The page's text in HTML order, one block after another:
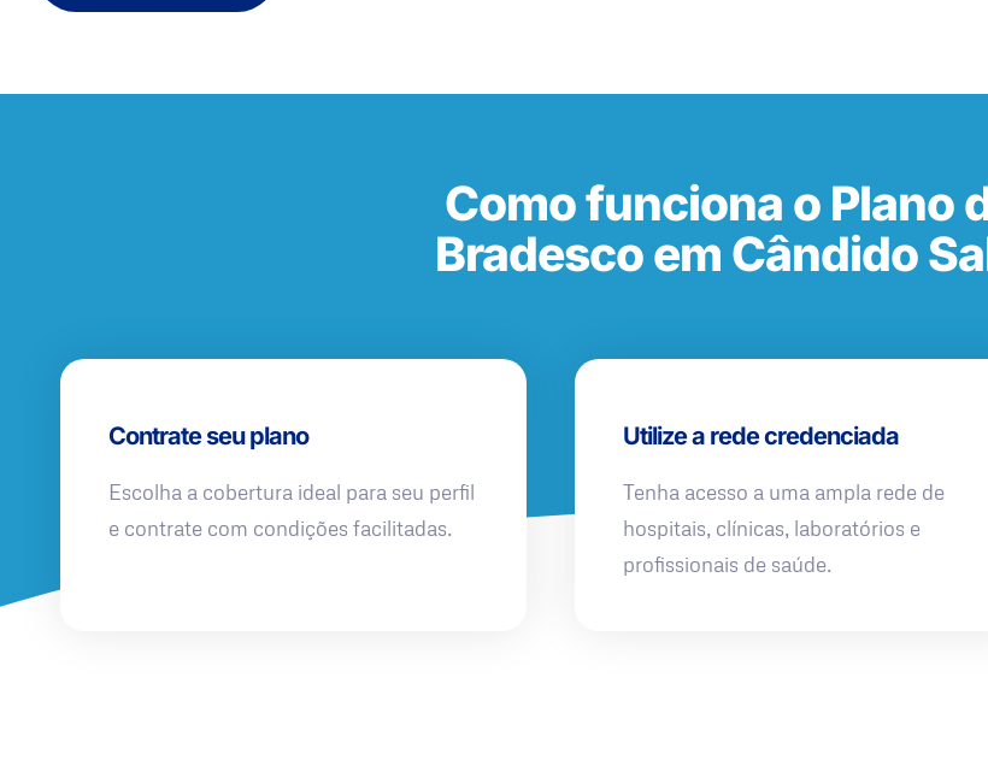
Como funciona o Plano
Bradesco em Cândido
Contrate seu plano
Escolha a cobertura ideal para seu perfil
e contrate com condições facilitadas.
Utilize a rede credenciada
Tenha acesso a uma ampla rede de
hospitais, clínicas, laboratórios e
profissionais de saúde.